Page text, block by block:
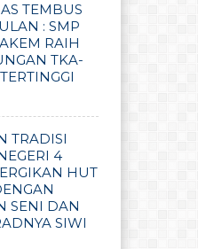
TEMBUS
: SMP
RAIH
TKA-
TRADISI
4
HUT
SENI DAN
SIWI